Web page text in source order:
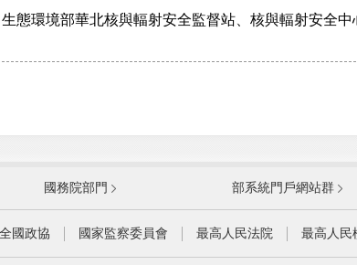
環境部華北核與輻射安全監督站、核與輻射安全中
國防部
員會
公安部
財政部
國務院部門 部系統門戶網站群
全國政協 國家監察委員會 最高人民法院 最高人民